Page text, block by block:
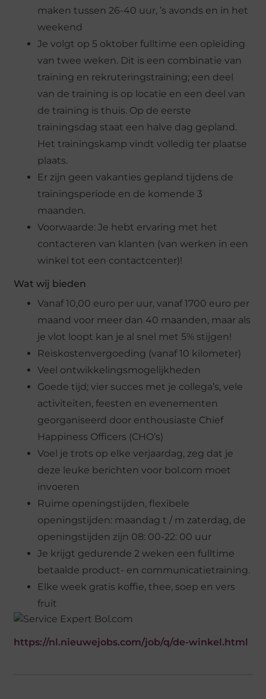
maken tussen 26-40 uur, ’s avonds en in het
weekend
Je volgt op 5 oktober fulltime een opleiding
van twee weken. Dit is een combinatie van
training en rekruteringstraining; een deel
van de training is op locatie en een deel van
de training is thuis. Op de eerste
trainingsdag staat een halve dag gepland.
Het trainingskamp vindt volledig ter plaatse
plaats.
Er zijn geen vakanties gepland tijdens de
trainingsperiode en de komende 3
maanden.
Voorwaarde: Je hebt ervaring met het
contacteren van klanten (van werken in een
winkel tot een contactcenter)!
Wat wij bieden
Vanaf 10,00 euro per uur, vanaf 1700 euro per
maand voor meer dan 40 maanden, maar als
je vlot loopt kan je al snel met 5% stijgen!
Reiskostenvergoeding (vanaf 10 kilometer)
Veel ontwikkelingsmogelijkheden
Goede tijd; vier succes met je collega’s, vele
activiteiten, feesten en evenementen
georganiseerd door enthousiaste Chief
Happiness Officers (CHO’s)
Voel je trots op elke verjaardag, zeg dat je
deze leuke berichten voor bol.com moet
invoeren
Ruime openingstijden, flexibele
openingstijden: maandag t / m zaterdag, de
openingstijden zijn 08: 00-22: 00 uur
Je krijgt gedurende 2 weken een fulltime
betaalde product- en communicatietraining.
Elke week gratis koffie, thee, soep en vers
fruit
https://nl.nieuwejobs.com/job/q/de-winkel.html